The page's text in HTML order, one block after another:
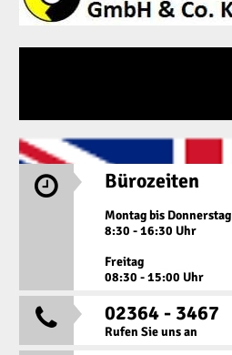
 Bürozeiten
Montag bis Donnerstag
8:30 - 16:30 Uhr
Freitag
08:30 - 15:00 Uhr
 02364 - 3467
Rufen Sie uns an